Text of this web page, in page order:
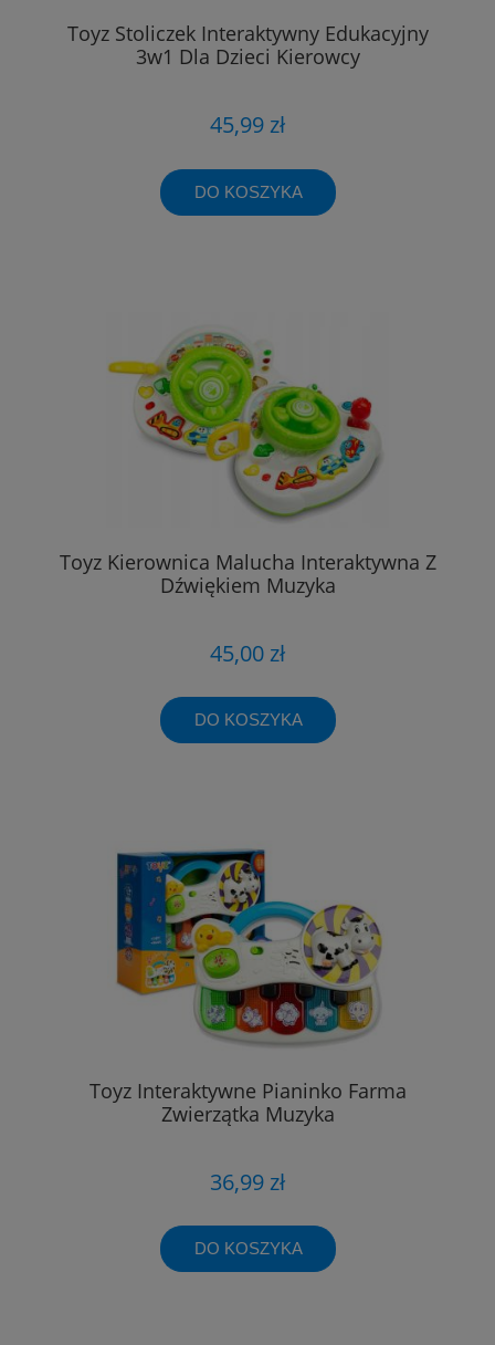
Toyz Stoliczek Interaktywny Edukacyjny
3w1 Dla Dzieci Kierowcy
45,99 zł
DO KOSZYKA
Toyz Kierownica Malucha Interaktywna Z
Dźwiękiem Muzyka
45,00 zł
DO KOSZYKA
Toyz Interaktywne Pianinko Farma
Zwierzątka Muzyka
36,99 zł
DO KOSZYKA